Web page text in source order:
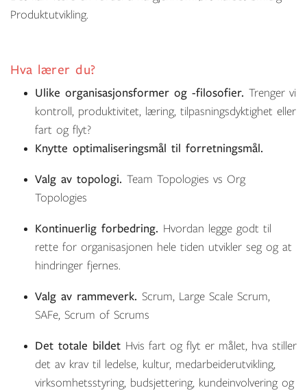
Produktutvikling.
Hva lærer du?
Ulike organisasjonsformer og -filosofier. Trenger vi
kontroll, produktivitet, læring, tilpasningsdyktighet eller
fart og flyt?
Knytte optimaliseringsmål til forretningsmål.
Valg av topologi. Team Topologies vs Org
Topologies
Kontinuerlig forbedring. Hvordan legge godt til
rette for organisasjonen hele tiden utvikler seg og at
hindringer fjernes.
Valg av rammeverk. Scrum, Large Scale Scrum,
SAFe, Scrum of Scrums
Det totale bildet Hvis fart og flyt er målet, hva stiller
det av krav til ledelse, kultur, medarbeiderutvikling,
virksomhetsstyring, budsjettering, kundeinvolvering og